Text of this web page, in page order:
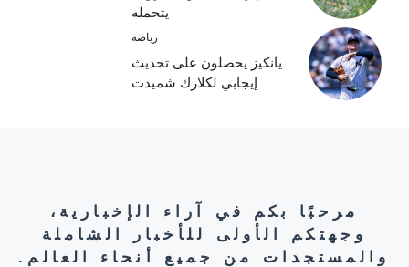
يتحمله
رياضة
يانكيز يحصلون على تحديث
إيجابي لكلارك شميدت
مرحبًا بكم في آراء الإخبارية،
وجهتكم الأولى للأخبار الشاملة
والمستجدات من جميع أنحاء العالم.